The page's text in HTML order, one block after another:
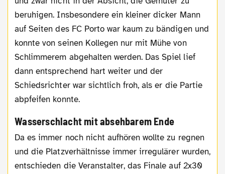
beruhigen. Insbesondere ein kleiner dicker Mann
auf Seiten des FC Porto war kaum zu bändigen und
konnte von seinen Kollegen nur mit Mühe von
Schlimmerem abgehalten werden. Das Spiel lief
dann entsprechend hart weiter und der
Schiedsrichter war sichtlich froh, als er die Partie
abpfeifen konnte.
Wasserschlacht mit absehbarem Ende
Da es immer noch nicht aufhören wollte zu regnen
und die Platzverhältnisse immer irregulärer wurden,
entschieden die Veranstalter, das Finale auf 2x30